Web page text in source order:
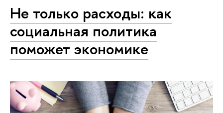
Не только расходы: как
социальная политика
поможет экономике